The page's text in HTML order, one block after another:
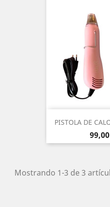
PISTOLA DE
Mostrando 1-3 de 3